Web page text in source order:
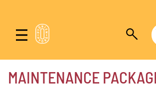
MAINTENANCE